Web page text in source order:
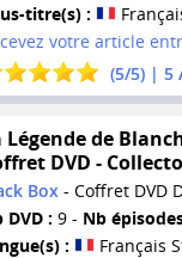
titre(s) :
votre article
(5/5) | 5
Légende de
DVD -
Box- Coffret DVD
DVD : 9 - Nb
:
Français